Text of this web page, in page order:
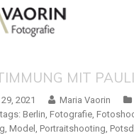
MIT
2021 Maria Vaorin
tags: Berlin Fotografie,
Model Portraitshooting